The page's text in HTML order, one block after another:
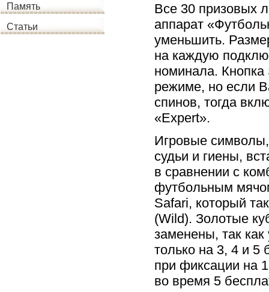
Память
Статьи
Все 30 призовых
аппарат
уменьшить.
на каждую
номинала. Кнопка
режиме, но если
спинов, тогда
«Expert».
Игровые
судьи и гиены,
в сравнении с
футбольным
Safari, который
(Wild). Золотые
заменены, так
только на 3, 4 и 5
при фиксации на
во время 5